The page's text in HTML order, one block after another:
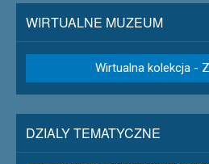
WIRTUALNE MUZEUM
Wirtualna kolekcja -
DZIALY TEMATYCZNE